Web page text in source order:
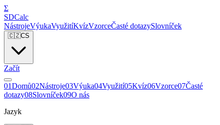
Σ
SDCalc
NástrojeVýukaVyužitíKvízVzorceČasté dotazySlovníček
🇨🇿CS
Začít
01Domů02Nástroje03Výuka04Využití05Kvíz06Vzorce07Časté
dotazy08Slovníček09O nás
Jazyk